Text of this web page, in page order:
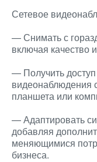
Сетевое
— Снимать с
включая качество
— Получить доступ
видеонаблюдения
планшета или
— Адаптировать
добавляя
меняющимися
бизнеса.